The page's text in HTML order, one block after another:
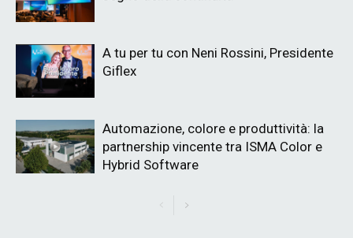
A tu per tu con Neni Rossini, Presidente
Giflex
Automazione, colore e produttività: la
partnership vincente tra ISMA Color e
Hybrid Software